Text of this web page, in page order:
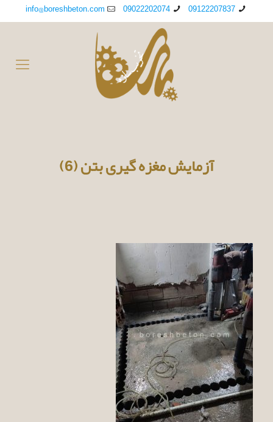
09122207837
09022202074
info@boreshbeton.com
آزمایش مغزه گیری بتن (6)